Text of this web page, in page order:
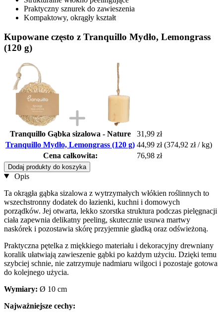
Praktyczny sznurek do zawieszenia
Kompaktowy, okrągły kształt
Kupowane często z Tranquillo Mydło, Lemongrass
(120 g)
Tranquillo Gąbka sizalowa - Nature
31,99 zł
Tranquillo Mydło, Lemongrass (120 g) 44,99 zł (374,92 zł / kg)
Cena całkowita:
76,98 zł
Dodaj produkty do koszyka
Opis
Ta okrągła gąbka sizalowa z wytrzymałych włókien roślinnych to
wszechstronny dodatek do łazienki, kuchni i domowych
porządków. Jej otwarta, lekko szorstka struktura podczas pielęgnacji
ciała zapewnia delikatny peeling, skutecznie usuwa martwy
naskórek i pozostawia skórę przyjemnie gładką oraz odświeżoną.
Praktyczna pętelka z miękkiego materiału i dekoracyjny drewniany
koralik ułatwiają zawieszenie gąbki po każdym użyciu. Dzięki temu
szybciej schnie, nie zatrzymuje nadmiaru wilgoci i pozostaje gotowa
do kolejnego użycia.
Wymiary: Ø 10 cm
Najważniejsze cechy: